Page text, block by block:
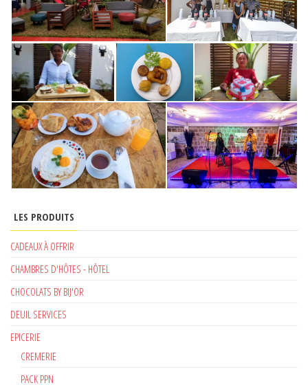
LES PRODUITS
CADEAUX À OFFRIR
CHAMBRES D'HÔTES - HÔTEL
CHOCOLATS BY BIJ'OR
DEUIL SERVICES
EPICERIE
CREMERIE
PACK PPN